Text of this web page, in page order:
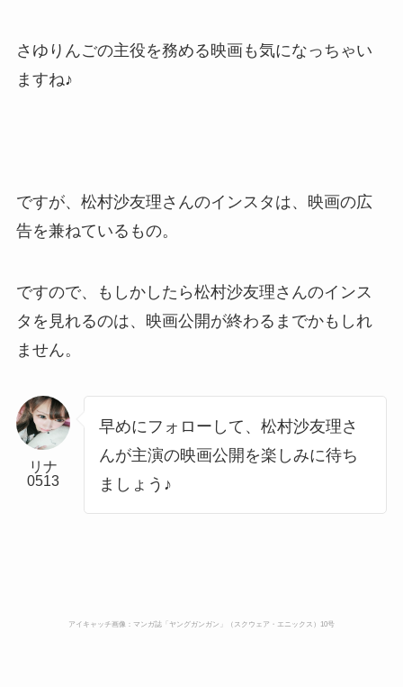
さゆりんごの主役を務める映画も気になっちゃい
ますね♪
ですが、松村沙友理さんのインスタは、映画の広
告を兼ねているもの。
ですので、もしかしたら松村沙友理さんのインス
タを見れるのは、映画公開が終わるまでかもしれ
ません。
リナ
0513
早めにフォローして、松村沙友理さ
んが主演の映画公開を楽しみに待ち
ましょう♪
アイキャッチ画像：マンガ誌「ヤングガンガン」（スクウェア・エニックス）10号